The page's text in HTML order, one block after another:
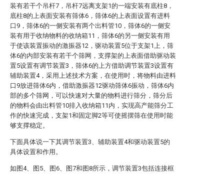
装有若干个吊杆7，吊杆7远离支架1的一端安装有底柱8，
底柱8的上表面安装有筛体6，筛体6的上表面设置有进料
口9，筛体6的一侧安装有两个出料管10，筛体6的一侧安
装有用于收纳物料的收纳箱11，筛体6的另一侧安装有用
于使该装置振动的激振器12，驱动装置5位于支架1上，筛
体6的内部安装有若干个筛网，支撑架的上表面借助驱动装
置5设置有调节装置3，筛体6的上方借助调节装置3设置有
辅助装置4，采用上述技术方案，在使用时，将物料由进料
口9放进筛体6内，借助激振器12驱动筛体6振动，筛体6内
部的多个筛网，可以快速对大量的物料进行筛分，筛分后
的物料会由出料管10排入收纳箱11内，实现高产能筛分工
作的快速完成，支架1和固定脚2等可使摇摆筛在使用时能
够支撑稳定。
下面具体说一下其调节装置3、辅助装置4和驱动装置5的
具体设置和作用。
如图4、图5、图6、图7和图8所示，调节装置3包括连接框